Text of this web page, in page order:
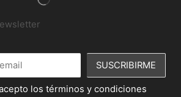
los términos y condiciones